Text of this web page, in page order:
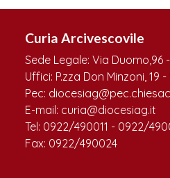
Curia Arcivescovile
Sede Legale: Via Duomo,96
Uffici: P.zza Don Minzoni, 19
Pec:
E-mail: curia@diocesiag.it
Tel: 0922/490011 - 0922/
Fax: 0922/490024